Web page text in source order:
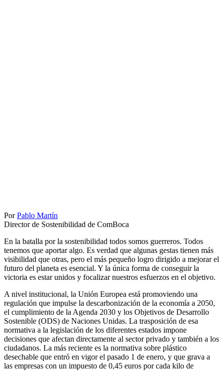
PorPablo Martín
Director de Sostenibilidad de ComBoca
En la batalla por la sostenibilidad todos somos guerreros. Todos
tenemos que aportar algo. Es verdad que algunas gestas tienen más
visibilidad que otras, pero el más pequeño logro dirigido a mejorar el
futuro del planeta es esencial. Y la única forma de conseguir la
victoria es estar unidos y focalizar nuestros esfuerzos en el objetivo.
A nivel institucional, la Unión Europea está promoviendo una
regulación que impulse la descarbonización de la economía a 2050,
el cumplimiento de la Agenda 2030 y los Objetivos de Desarrollo
Sostenible (ODS) de Naciones Unidas. La trasposición de esa
normativa a la legislación de los diferentes estados impone
decisiones que afectan directamente al sector privado y también a los
ciudadanos. La más reciente es la normativa sobre plástico
desechable que entró en vigor el pasado 1 de enero, y que grava a
las empresas con un impuesto de 0,45 euros por cada kilo de